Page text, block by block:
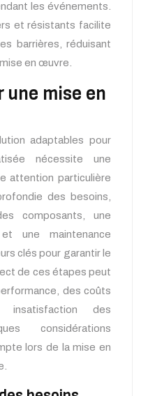
les événements.
et résistants facilite
barrières, réduisant
en œuvre.
une mise en
adaptables pour
nécessite une
attention particulière
des besoins,
composants, une
une maintenance
clés pour garantir le
de ces étapes peut
des coûts
insatisfaction des
considérations
lors de la mise en